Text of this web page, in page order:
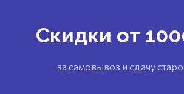
Скидки от
за самовывоз и сдачу